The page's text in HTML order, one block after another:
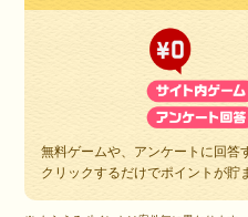
無料ゲームや、アンケートに回答
クリックするだけでポイントが貯